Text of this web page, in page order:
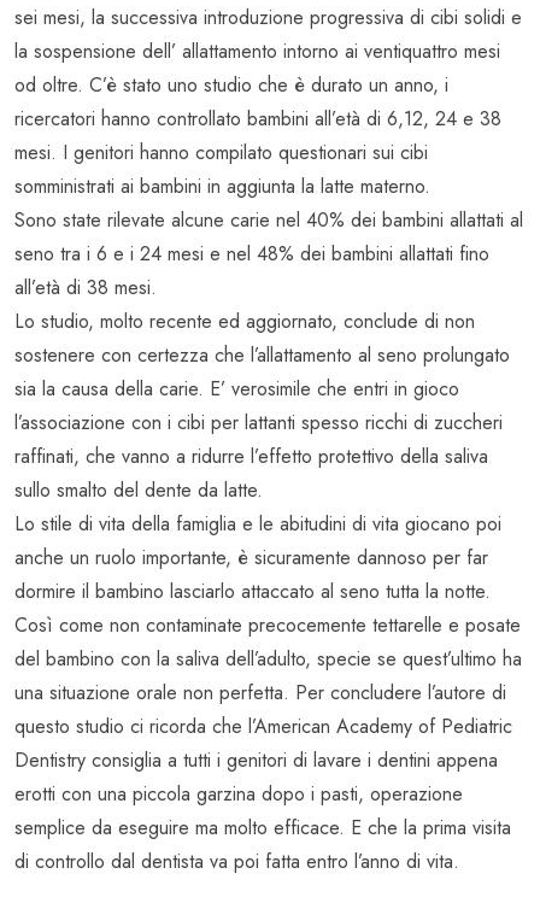
sei mesi, la successiva introduzione progressiva di cibi solidi e
la sospensione dell’ allattamento intorno ai ventiquattro mesi
od oltre. C’è stato uno studio che è durato un anno, i
ricercatori hanno controllato bambini all’età di 6,12, 24 e 38
mesi. I genitori hanno compilato questionari sui cibi
somministrati ai bambini in aggiunta la latte materno.
Sono state rilevate alcune carie nel 40% dei bambini allattati al
seno tra i 6 e i 24 mesi e nel 48% dei bambini allattati fino
all’età di 38 mesi.
Lo studio, molto recente ed aggiornato, conclude di non
sostenere con certezza che l’allattamento al seno prolungato
sia la causa della carie. E’ verosimile che entri in gioco
l’associazione con i cibi per lattanti spesso ricchi di zuccheri
raffinati, che vanno a ridurre l’effetto protettivo della saliva
sullo smalto del dente da latte.
Lo stile di vita della famiglia e le abitudini di vita giocano poi
anche un ruolo importante, è sicuramente dannoso per far
dormire il bambino lasciarlo attaccato al seno tutta la notte.
Così come non contaminate precocemente tettarelle e posate
del bambino con la saliva dell’adulto, specie se quest’ultimo ha
una situazione orale non perfetta. Per concludere l’autore di
questo studio ci ricorda che l’American Academy of Pediatric
Dentistry consiglia a tutti i genitori di lavare i dentini appena
erotti con una piccola garzina dopo i pasti, operazione
semplice da eseguire ma molto efficace. E che la prima visita
di controllo dal dentista va poi fatta entro l’anno di vita.